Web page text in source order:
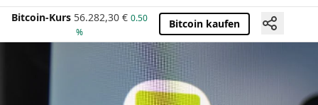
Bitcoin-Kurs 56.282,30 € 0.50
%
Bitcoin kaufen